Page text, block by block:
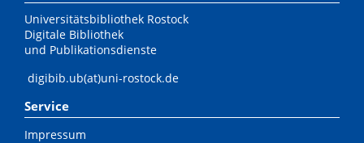
Universitätsbibliothek Rostock
Digitale Bibliothek
und Publikationsdienste
digibib.ub(at)uni-rostock.de
Service
Impressum